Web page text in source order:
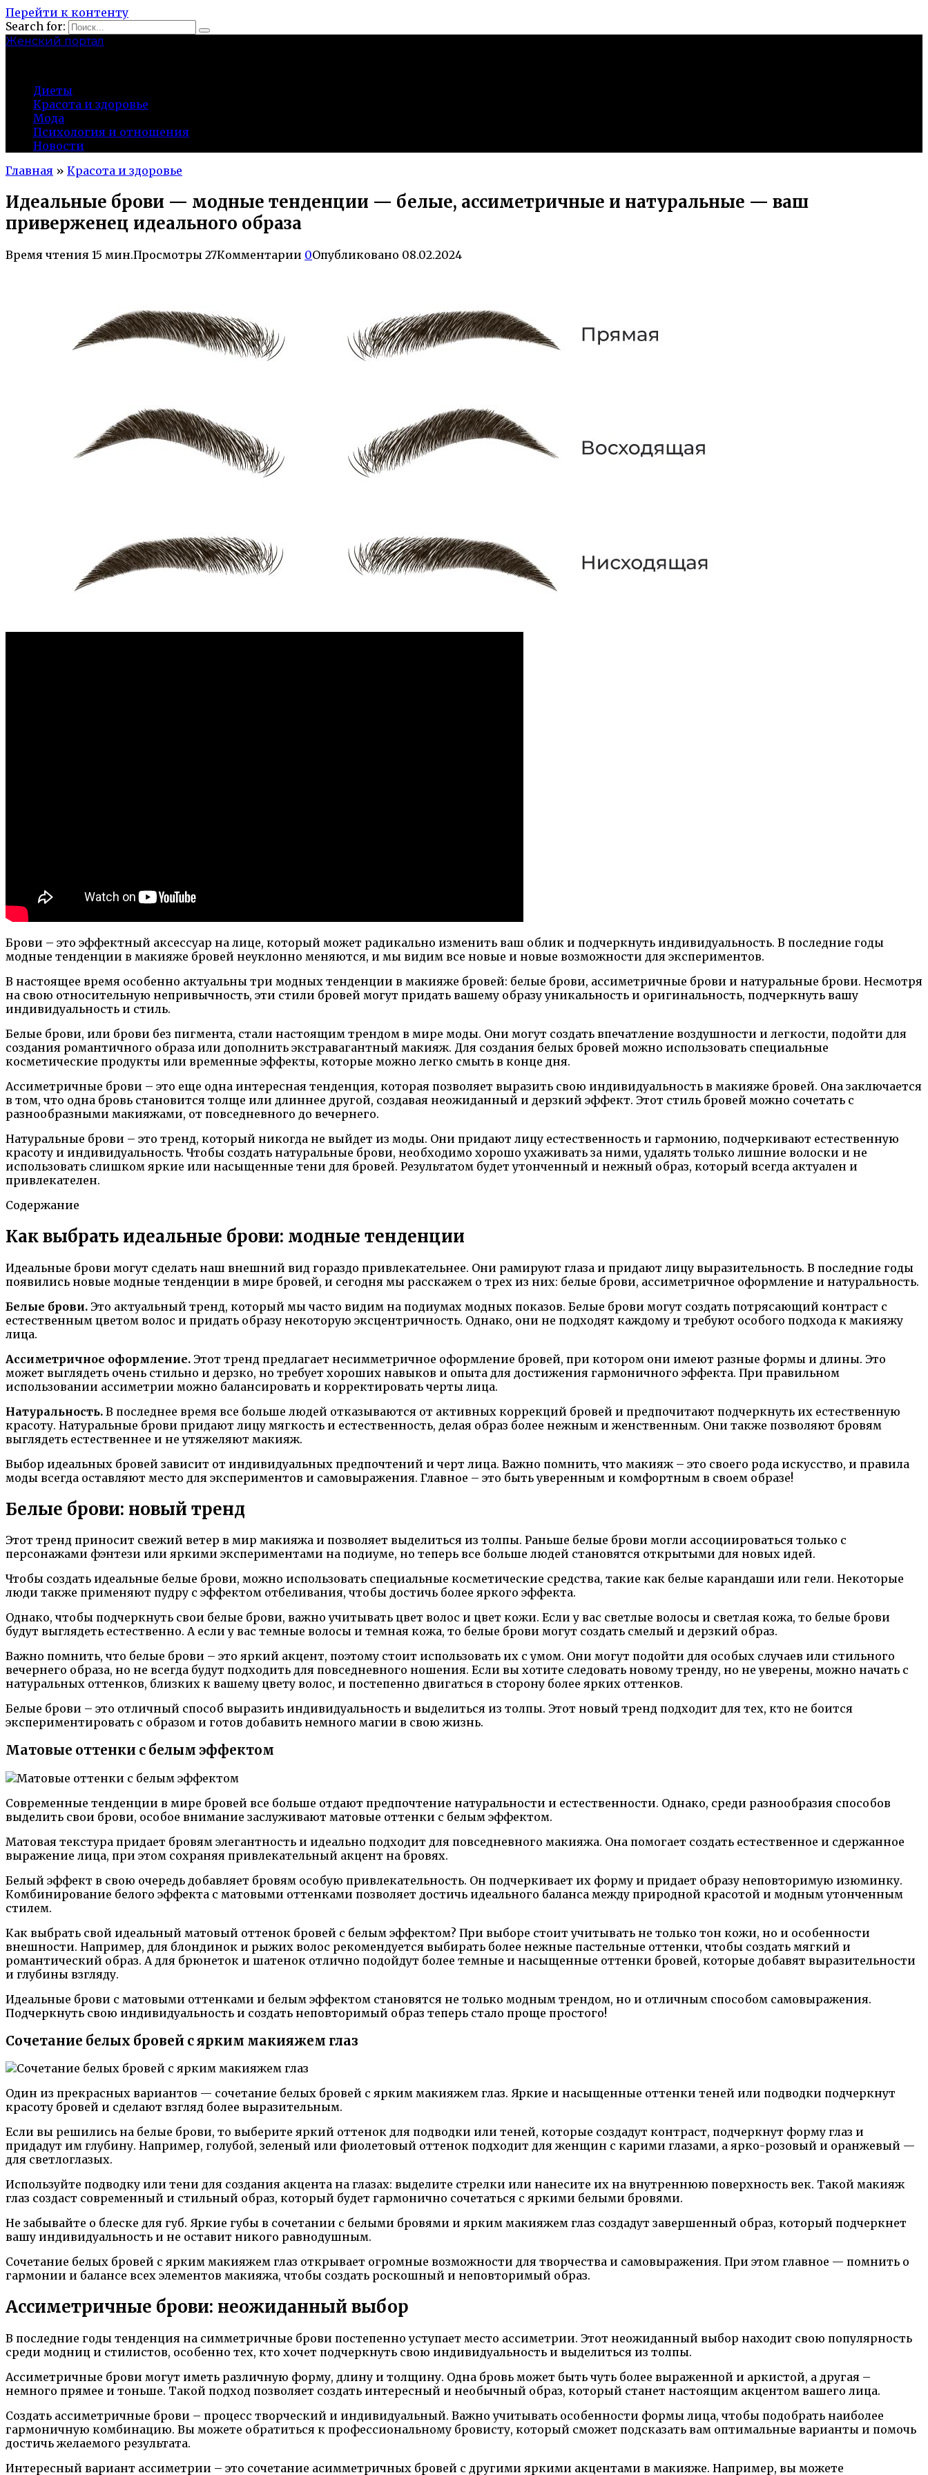
Перейти к контенту
Search for:
Женский портал
Диеты
Красота и здоровье
Мода
Психология и отношения
Новости
Главная » Красота и здоровье
Идеальные брови — модные тенденции — белые, ассиметричные и натуральные — ваш
приверженец идеального образа
Время чтения 15 мин.Просмотры 27Комментарии 0Опубликовано 08.02.2024
Брови – это эффектный аксессуар на лице, который может радикально изменить ваш облик и подчеркнуть индивидуальность. В последние годы
модные тенденции в макияже бровей неуклонно меняются, и мы видим все новые и новые возможности для экспериментов.
В настоящее время особенно актуальны три модных тенденции в макияже бровей: белые брови, ассиметричные брови и натуральные брови. Несмотря
на свою относительную непривычность, эти стили бровей могут придать вашему образу уникальность и оригинальность, подчеркнуть вашу
индивидуальность и стиль.
Белые брови, или брови без пигмента, стали настоящим трендом в мире моды. Они могут создать впечатление воздушности и легкости, подойти для
создания романтичного образа или дополнить экстравагантный макияж. Для создания белых бровей можно использовать специальные
косметические продукты или временные эффекты, которые можно легко смыть в конце дня.
Ассиметричные брови – это еще одна интересная тенденция, которая позволяет выразить свою индивидуальность в макияже бровей. Она заключается
в том, что одна бровь становится толще или длиннее другой, создавая неожиданный и дерзкий эффект. Этот стиль бровей можно сочетать с
разнообразными макияжами, от повседневного до вечернего.
Натуральные брови – это тренд, который никогда не выйдет из моды. Они придают лицу естественность и гармонию, подчеркивают естественную
красоту и индивидуальность. Чтобы создать натуральные брови, необходимо хорошо ухаживать за ними, удалять только лишние волоски и не
использовать слишком яркие или насыщенные тени для бровей. Результатом будет утонченный и нежный образ, который всегда актуален и
привлекателен.
Содержание
Как выбрать идеальные брови: модные тенденции
Идеальные брови могут сделать наш внешний вид гораздо привлекательнее. Они рамируют глаза и придают лицу выразительность. В последние годы
появились новые модные тенденции в мире бровей, и сегодня мы расскажем о трех из них: белые брови, ассиметричное оформление и натуральность.
Белые брови. Это актуальный тренд, который мы часто видим на подиумах модных показов. Белые брови могут создать потрясающий контраст с
естественным цветом волос и придать образу некоторую эксцентричность. Однако, они не подходят каждому и требуют особого подхода к макияжу
лица.
Ассиметричное оформление. Этот тренд предлагает несимметричное оформление бровей, при котором они имеют разные формы и длины. Это
может выглядеть очень стильно и дерзко, но требует хороших навыков и опыта для достижения гармоничного эффекта. При правильном
использовании ассиметрии можно балансировать и корректировать черты лица.
Натуральность. В последнее время все больше людей отказываются от активных коррекций бровей и предпочитают подчеркнуть их естественную
красоту. Натуральные брови придают лицу мягкость и естественность, делая образ более нежным и женственным. Они также позволяют бровям
выглядеть естественнее и не утяжеляют макияж.
Выбор идеальных бровей зависит от индивидуальных предпочтений и черт лица. Важно помнить, что макияж – это своего рода искусство, и правила
моды всегда оставляют место для экспериментов и самовыражения. Главное – это быть уверенным и комфортным в своем образе!
Белые брови: новый тренд
Этот тренд приносит свежий ветер в мир макияжа и позволяет выделиться из толпы. Раньше белые брови могли ассоциироваться только с
персонажами фэнтези или яркими экспериментами на подиуме, но теперь все больше людей становятся открытыми для новых идей.
Чтобы создать идеальные белые брови, можно использовать специальные косметические средства, такие как белые карандаши или гели. Некоторые
люди также применяют пудру с эффектом отбеливания, чтобы достичь более яркого эффекта.
Однако, чтобы подчеркнуть свои белые брови, важно учитывать цвет волос и цвет кожи. Если у вас светлые волосы и светлая кожа, то белые брови
будут выглядеть естественно. А если у вас темные волосы и темная кожа, то белые брови могут создать смелый и дерзкий образ.
Важно помнить, что белые брови – это яркий акцент, поэтому стоит использовать их с умом. Они могут подойти для особых случаев или стильного
вечернего образа, но не всегда будут подходить для повседневного ношения. Если вы хотите следовать новому тренду, но не уверены, можно начать с
натуральных оттенков, близких к вашему цвету волос, и постепенно двигаться в сторону более ярких оттенков.
Белые брови – это отличный способ выразить индивидуальность и выделиться из толпы. Этот новый тренд подходит для тех, кто не боится
экспериментировать с образом и готов добавить немного магии в свою жизнь.
Матовые оттенки с белым эффектом
Современные тенденции в мире бровей все больше отдают предпочтение натуральности и естественности. Однако, среди разнообразия способов
выделить свои брови, особое внимание заслуживают матовые оттенки с белым эффектом.
Матовая текстура придает бровям элегантность и идеально подходит для повседневного макияжа. Она помогает создать естественное и сдержанное
выражение лица, при этом сохраняя привлекательный акцент на бровях.
Белый эффект в свою очередь добавляет бровям особую привлекательность. Он подчеркивает их форму и придает образу неповторимую изюминку.
Комбинирование белого эффекта с матовыми оттенками позволяет достичь идеального баланса между природной красотой и модным утонченным
стилем.
Как выбрать свой идеальный матовый оттенок бровей с белым эффектом? При выборе стоит учитывать не только тон кожи, но и особенности
внешности. Например, для блондинок и рыжих волос рекомендуется выбирать более нежные пастельные оттенки, чтобы создать мягкий и
романтический образ. А для брюнеток и шатенок отлично подойдут более темные и насыщенные оттенки бровей, которые добавят выразительности
и глубины взгляду.
Идеальные брови с матовыми оттенками и белым эффектом становятся не только модным трендом, но и отличным способом самовыражения.
Подчеркнуть свою индивидуальность и создать неповторимый образ теперь стало проще простого!
Сочетание белых бровей с ярким макияжем глаз
Один из прекрасных вариантов — сочетание белых бровей с ярким макияжем глаз. Яркие и насыщенные оттенки теней или подводки подчеркнут
красоту бровей и сделают взгляд более выразительным.
Если вы решились на белые брови, то выберите яркий оттенок для подводки или теней, которые создадут контраст, подчеркнут форму глаз и
придадут им глубину. Например, голубой, зеленый или фиолетовый оттенок подходит для женщин с карими глазами, а ярко-розовый и оранжевый —
для светлоглазых.
Используйте подводку или тени для создания акцента на глазах: выделите стрелки или нанесите их на внутреннюю поверхность век. Такой макияж
глаз создаст современный и стильный образ, который будет гармонично сочетаться с яркими белыми бровями.
Не забывайте о блеске для губ. Яркие губы в сочетании с белыми бровями и ярким макияжем глаз создадут завершенный образ, который подчеркнет
вашу индивидуальность и не оставит никого равнодушным.
Сочетание белых бровей с ярким макияжем глаз открывает огромные возможности для творчества и самовыражения. При этом главное — помнить о
гармонии и балансе всех элементов макияжа, чтобы создать роскошный и неповторимый образ.
Ассиметричные брови: неожиданный выбор
В последние годы тенденция на симметричные брови постепенно уступает место ассиметрии. Этот неожиданный выбор находит свою популярность
среди модниц и стилистов, особенно тех, кто хочет подчеркнуть свою индивидуальность и выделиться из толпы.
Ассиметричные брови могут иметь различную форму, длину и толщину. Одна бровь может быть чуть более выраженной и аркистой, а другая –
немного прямее и тоньше. Такой подход позволяет создать интересный и необычный образ, который станет настоящим акцентом вашего лица.
Создать ассиметричные брови – процесс творческий и индивидуальный. Важно учитывать особенности формы лица, чтобы подобрать наиболее
гармоничную комбинацию. Вы можете обратиться к профессиональному бровисту, который сможет подсказать вам оптимальные варианты и помочь
достичь желаемого результата.
Интересный вариант ассиметрии – это сочетание асимметричных бровей с другими яркими акцентами в макияже. Например, вы можете